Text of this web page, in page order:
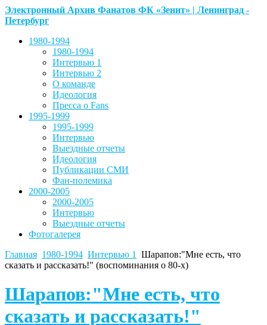
Электронный Архив Фанатов ФК «Зенит» | Ленинград -
Петербург
1980-1994
1980-1994
Интервью 1
Интервью 2
О команде
Идеология
Пресса о Fans
1995-1999
1995-1999
Интервью
Выездные отчеты
Идеология
Публикации СМИ
Фан-полемика
2000-2005
2000-2005
Интервью
Выездные отчеты
Фотогалерея
Главная 1980-1994 Интервью 1
Шарапов:"Мне есть, что
сказать и рассказать!" (воспоминания о 80-х)
Шарапов:"Мне есть, что
сказать и рассказать!"